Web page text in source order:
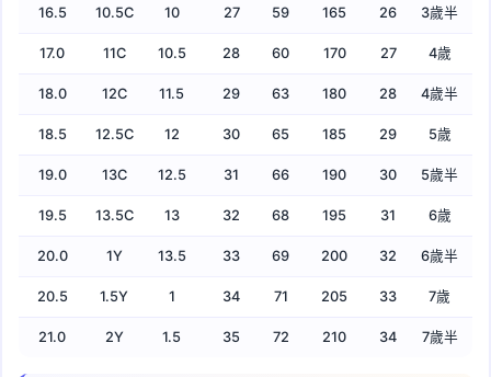
16.5 10.5C 10 27 59 165 26 3歲半
17.0 11C 10.5 28 60 170 27 4歲
18.0 12C 11.5 29 63 180 28 4歲半
18.5 12.5C 12 30 65 185 29 5歲
19.0 13C 12.5 31 66 190 30 5歲半
19.5 13.5C 13 32 68 195 31 6歲
20.0 1Y 13.5 33 69 200 32 6歲半
20.5 1.5Y 1 34 71 205 33 7歲
21.0 2Y 1.5 35 72 210 34 7歲半